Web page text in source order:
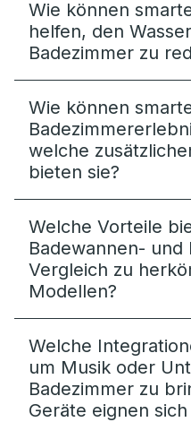
Wie können
helfen, den
Badezimmer zu
Wie können
welche
bieten sie?
Welche Vorteile
Badewannen- und
Vergleich zu
Modellen?
Welche
um Musik oder
Badezimmer zu
Geräte eignen